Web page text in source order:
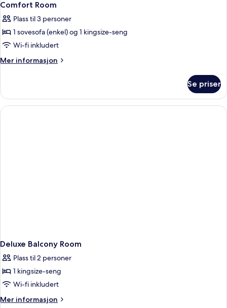
Comfort Room
Plass til 3 personer
1 sovesofa (enkel) og 1 kingsize-seng
Wi-fi inkludert
Mer informasjon
Mer
Room
Se priser
Deluxe Balcony Room
Plass til 2 personer
1 kingsize-seng
Wi-fi inkludert
Mer informasjon
Mer